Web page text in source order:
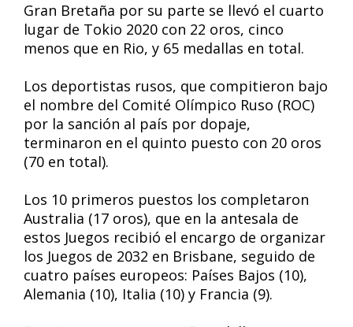
Gran Bretaña por su parte se llevó el cuarto
lugar de Tokio 2020 con 22 oros, cinco
menos que en Rio, y 65 medallas en total.
Los deportistas rusos, que compitieron bajo
el nombre del Comité Olímpico Ruso (ROC)
por la sanción al país por dopaje,
terminaron en el quinto puesto con 20 oros
(70 en total).
Los 10 primeros puestos los completaron
Australia (17 oros), que en la antesala de
estos Juegos recibió el encargo de organizar
los Juegos de 2032 en Brisbane, seguido de
cuatro países europeos: Países Bajos (10),
Alemania (10), Italia (10) y Francia (9).